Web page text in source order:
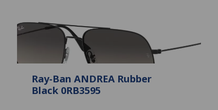
Ray-Ban ANDREA Rubber
Black 0RB3595